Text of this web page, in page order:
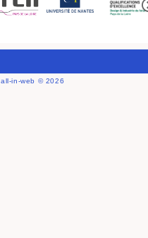
all-in-web © 2026